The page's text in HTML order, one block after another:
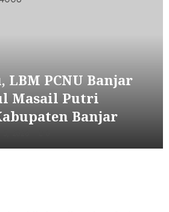
LBM PCNU Banjar
Masail Putri
Banjar